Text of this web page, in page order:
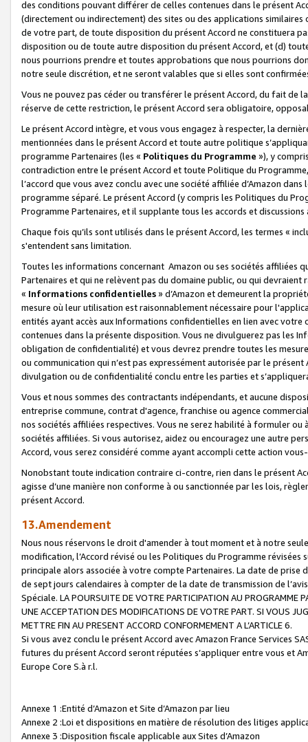
des conditions pouvant différer de celles contenues dans le présent
(directement ou indirectement) des sites ou des applications
de votre part, de toute disposition du présent Accord ne constituera
disposition ou de toute autre disposition du présent Accord, et (d)
nous pourrions prendre et toutes approbations que nous pourrions
notre seule discrétion, et ne seront valables que si elles sont
Vous ne pouvez pas céder ou transférer le présent Accord, du fait de
réserve de cette restriction, le présent Accord sera obligatoire,
Le présent Accord intègre, et vous vous engagez à respecter, la
mentionnées dans le présent Accord et toute autre politique
programme Partenaires (les « Politiques du Programme »), y
contradiction entre le présent Accord et toute Politique du
l’accord que vous avez conclu avec une société affiliée d’Amazon
programme séparé. Le présent Accord (y compris les Politiques du
Programme Partenaires, et il supplante tous les accords et discussions
Chaque fois qu’ils sont utilisés dans le présent Accord, les termes «
s'entendent sans limitation.
Toutes les informations concernant Amazon ou ses sociétés affiliées
Partenaires et qui ne relèvent pas du domaine public, ou qui
« Informations confidentielles» d’Amazon et demeurent la
mesure où leur utilisation est raisonnablement nécessaire pour
entités ayant accès aux Informations confidentielles en lien avec
contenues dans la présente disposition. Vous ne divulguerez pas les
obligation de confidentialité) et vous devrez prendre toutes les
ou communication qui n’est pas expressément autorisée par le
divulgation ou de confidentialité conclu entre les parties et
Vous et nous sommes des contractants indépendants, et aucune
entreprise commune, contrat d'agence, franchise ou agence
nos sociétés affiliées respectives. Vous ne serez habilité à formuler
sociétés affiliées. Si vous autorisez, aidez ou encouragez une autre
Accord, vous serez considéré comme ayant accompli cette action
Nonobstant toute indication contraire ci-contre, rien dans le présent
agisse d’une manière non conforme à ou sanctionnée par les lois,
présent Accord.
13.Amendement
Nous nous réservons le droit d'amender à tout moment et à notre
modification, l’Accord révisé ou les Politiques du Programme
principale alors associée à votre compte Partenaires. La date de
de sept jours calendaires à compter de la date de transmission de
Spéciale. LA POURSUITE DE VOTRE PARTICIPATION AU PROGRAMME
UNE ACCEPTATION DES MODIFICATIONS DE VOTRE PART. SI VOUS
METTRE FIN AU PRESENT ACCORD CONFORMEMENT A L’ARTICLE 6.
Si vous avez conclu le présent Accord avec Amazon France Services
futures du présent Accord seront réputées s’appliquer entre vous et
Europe Core S.à r.l.
Annexe 1 :Entité d’Amazon et Site d’Amazon par lieu
Annexe 2 :Loi et dispositions en matière de résolution des litiges
Annexe 3 :Disposition fiscale applicable aux Sites d’Amazon